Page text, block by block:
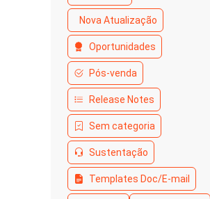
Templates Doc/E-mail
Sustentação
Sem categoria
Release Notes
Pós-venda
Oportunidades
Nova Atualização